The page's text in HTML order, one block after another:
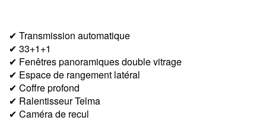
✔ Transmission automatique
✔ 33+1+1
✔ Fenêtres panoramiques double vitrage
✔ Espace de rangement latéral
✔ Coffre profond
✔ Ralentisseur Telma
✔ Caméra de recul